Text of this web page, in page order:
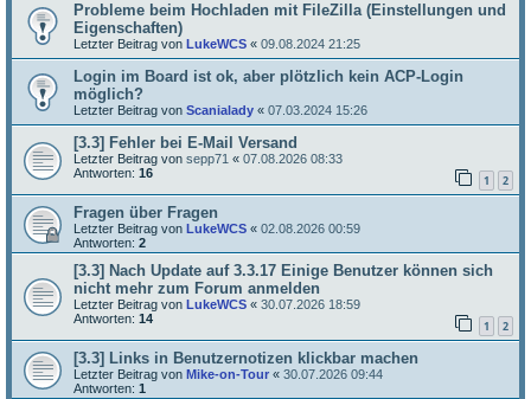
Probleme beim Hochladen mit FileZilla (Einstellungen und
Eigenschaften)
Letzter Beitrag von LukeWCS « 09.08.2024 21:25
Login im Board ist ok, aber plötzlich kein ACP-Login
möglich?
Letzter Beitrag von Scanialady « 07.03.2024 15:26
[3.3] Fehler bei E-Mail Versand
Letzter Beitrag von sepp71 « 07.08.2026 08:33
Antworten: 16 1 2
Fragen über Fragen
Letzter Beitrag von LukeWCS « 02.08.2026 00:59
Antworten: 2
[3.3] Nach Update auf 3.3.17 Einige Benutzer können sich
nicht mehr zum Forum anmelden
Letzter Beitrag von LukeWCS « 30.07.2026 18:59
Antworten: 14 1 2
[3.3] Links in Benutzernotizen klickbar machen
Letzter Beitrag von Mike-on-Tour « 30.07.2026 09:44
Antworten: 1